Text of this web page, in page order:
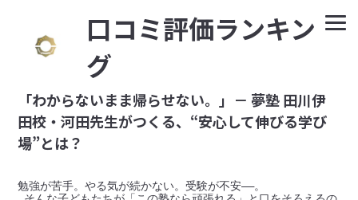
⼝コミ評価ランキン
グ
「わからないまま帰らせない。」－ 夢塾 田川伊
田校・河田先生がつくる、“安心して伸びる学び
場”とは？
勉強が苦手。やる気が続かない。受験が不安——。